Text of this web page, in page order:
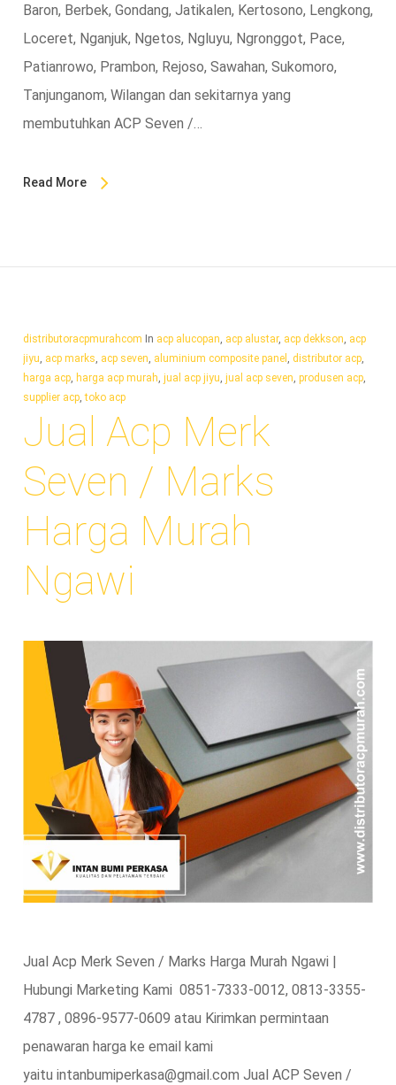
Baron, Berbek, Gondang, Jatikalen, Kertosono, Lengkong,
Loceret, Nganjuk, Ngetos, Ngluyu, Ngronggot, Pace,
Patianrowo, Prambon, Rejoso, Sawahan, Sukomoro,
Tanjunganom, Wilangan dan sekitarnya yang
membutuhkan ACP Seven /…
Read More
distributoracpmurahcom In acp alucopan acp alustar, acp dekkson acp
jiyu acp marks acp seven aluminium composite panel distributor acp,
harga acp, harga acp murah jual acp jiyu jual acp seven produsen acp,
supplier acp,toko acp
Jual Acp Merk
Seven / Marks
Harga Murah
Ngawi
Jual Acp Merk Seven / Marks Harga Murah Ngawi |
Hubungi Marketing Kami 0851-7333-0012, 0813-3355-
4787 , 0896-9577-0609 atau Kirimkan permintaan
penawaran harga ke email kami
yaitu intanbumiperkasa@gmail.com Jual ACP Seven /